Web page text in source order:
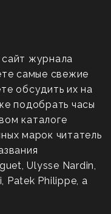
журнала
самые свежие
обсудить их на
подобрать часы
каталоге
марок читатель
Ulysse Nardin,
Patek Philippe, а